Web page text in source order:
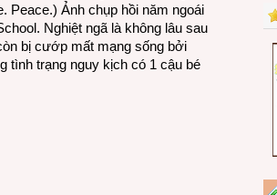
Peace.) Ảnh chụp hồi năm ngoái
Nghiệt ngã là không lâu sau
bị cướp mất mạng sống bởi
tình trạng nguy kịch có 1 cậu bé